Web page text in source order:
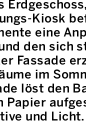
Kiosk
eine
den sich
Fassade
im
löst den
Papier
und Licht.